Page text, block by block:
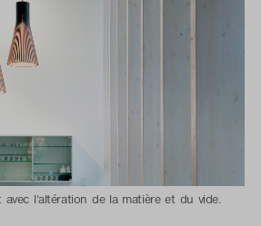
avec l'altération de la matière et du vide.